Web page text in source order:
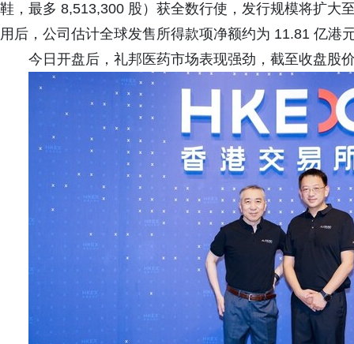
鞋，最多 8,513,300 股）获全数行使，发行规模将扩大
用后，公司估计全球发售所得款项净额约为 11.81 亿港
今日开盘后，礼邦医药市场表现强劲，截至收盘股